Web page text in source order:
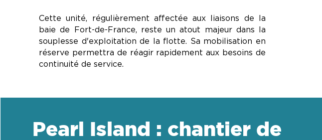
Cette unité, régulièrement affectée aux liaisons de la
baie de Fort-de-France, reste un atout majeur dans la
souplesse d'exploitation de la flotte. Sa mobilisation en
réserve permettra de réagir rapidement aux besoins de
continuité de service.
Pearl Island : chantier de